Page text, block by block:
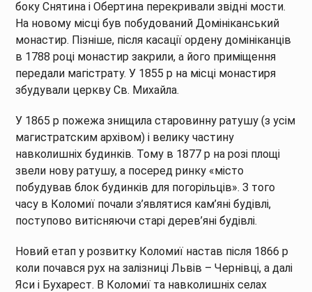
боку Снятина і Обертина перекривали звідні мости.
На новому місці був побудований Домініканський
монастир. Пізніше, після касації ордену домініканців
в 1788 році монастир закрили, а його приміщення
передали магістрату. У 1855 р на місці монастиря
збудували церкву Св. Михайла.
У 1865 р пожежа знищила старовинну ратушу (з усім
магистратским архівом) і велику частину
навколишніх будинків. Тому в 1877 р на розі площі
звели нову ратушу, а посеред ринку «місто
побудував блок будинків для погорільців». З того
часу в Коломиї почали з’являтися кам’яні будівлі,
поступово витісняючи старі дерев’яні будівлі.
Новий етап у розвитку Коломиї настав після 1866 р
коли почався рух на залізниці Львів – Чернівці, а далі
Яси і Бухарест. В Коломиї та навколишніх селах